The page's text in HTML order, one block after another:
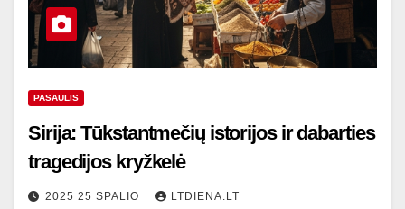
PASAULIS
Sirija: Tūkstantmečių istorijos ir dabarties
tragedijos kryžkelė
2025 25 SPALIO LTDIENA.LT